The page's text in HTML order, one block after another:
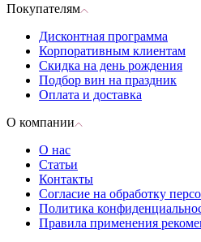
Покупателям
Дисконтная программа
Корпоративным клиентам
Скидка на день рождения
Подбор вин на праздник
Оплата и доставка
О компании
О нас
Статьи
Контакты
Согласие на обработку
Политика
Правила применения